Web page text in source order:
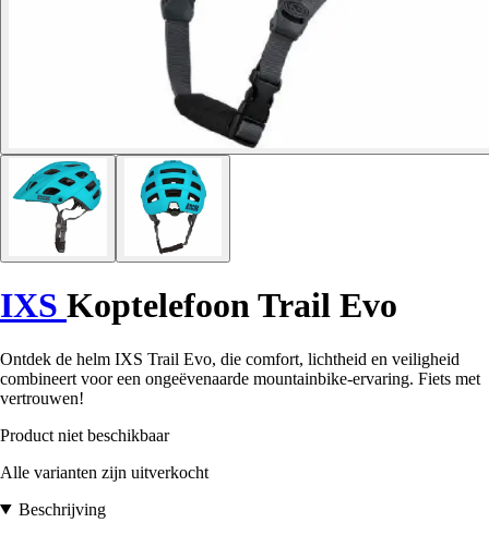
IXS Koptelefoon Trail Evo
Ontdek de helm IXS Trail Evo, die comfort, lichtheid en veiligheid
combineert voor een ongeëvenaarde mountainbike-ervaring. Fiets met
vertrouwen!
Product niet beschikbaar
Alle varianten zijn uitverkocht
Beschrijving